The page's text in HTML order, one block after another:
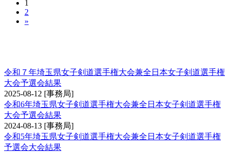
1
2
»
令和７年埼玉県女子剣道選手権大会兼全日本女子剣道選手権
大会予選会結果
2025-08-12 [事務局]
令和6年埼玉県女子剣道選手権大会兼全日本女子剣道選手権
大会予選会結果
2024-08-13 [事務局]
令和5年埼玉県女子剣道選手権大会兼全日本女子剣道選手権
予選会大会結果